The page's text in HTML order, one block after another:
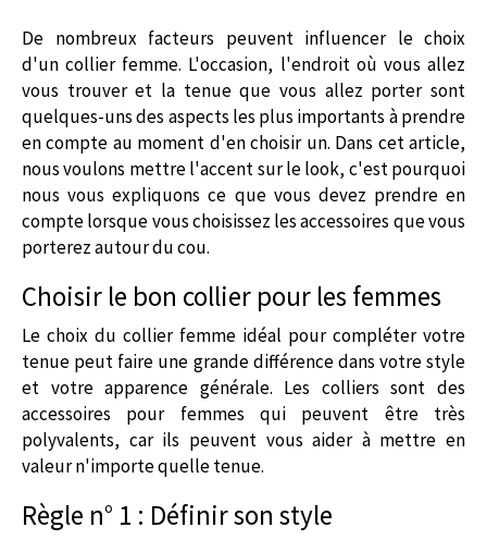
De nombreux facteurs peuvent influencer le choix
d'uncollier femme. L'occasion, l'endroit où vous allez
vous trouver et la tenue que vous allez porter sont
quelques-uns des aspects les plus importants à prendre
en compte au moment d'en choisir un. Dans cet article,
nous voulons mettre l'accent sur le look, c'est pourquoi
nous vous expliquons ce que vous devez prendre en
compte lorsque vous choisissez les accessoires que vous
porterez autour du cou.
Choisir le bon collier pour les femmes
Le choix du collier femme idéal pour compléter votre
tenue peut faire une grande différence dans votre style
et votre apparence générale. Les colliers sont des
accessoires pour femmes qui peuvent être très
polyvalents, car ils peuvent vous aider à mettre en
valeur n'importe quelle tenue.
Règle n° 1 : Définir son style